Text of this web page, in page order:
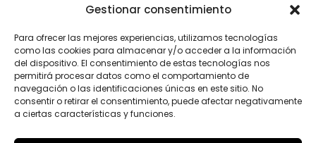
Gestionar consentimiento
Para ofrecer las mejores experiencias, utilizamos tecnologías
como las cookies para almacenar y/o acceder a la información
del dispositivo. El consentimiento de estas tecnologías nos
permitirá procesar datos como el comportamiento de
navegación o las identificaciones únicas en este sitio. No
consentir o retirar el consentimiento, puede afectar negativamente
a ciertas características y funciones.
Productos relacionados